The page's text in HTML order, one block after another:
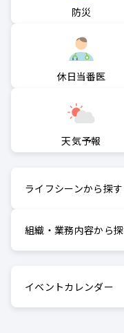
防災
休日当番医
天気予報
ライフシーンから探す
組織・業務内容から
イベントカレンダー